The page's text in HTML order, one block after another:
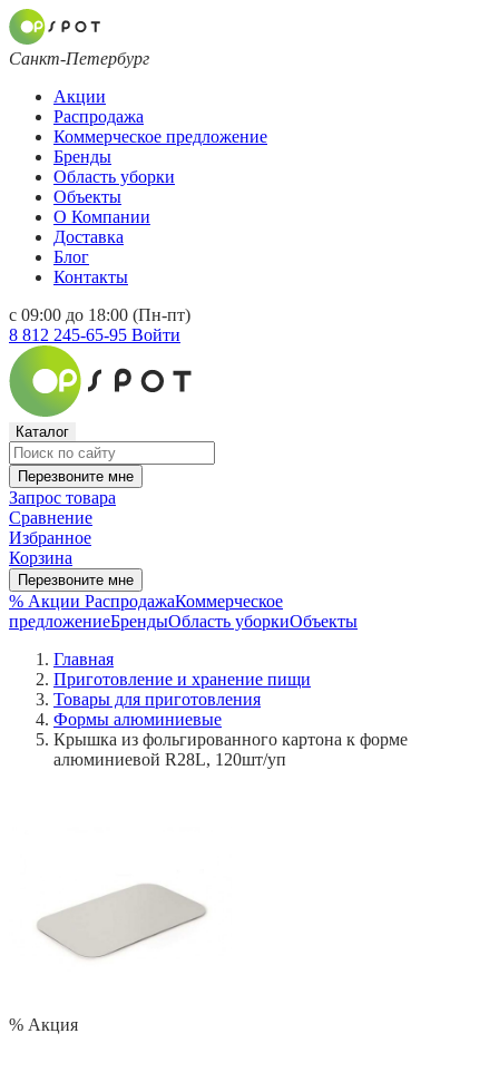
Санкт-Петербург
Акции
Распродажа
Коммерческое предложение
Бренды
Область уборки
Объекты
О Компании
Доставка
Блог
Контакты
с 09:00 до 18:00 (Пн-пт)
8 812 245-65-95 Войти
Каталог
Перезвоните мне
Запрос товара
Сравнение
Избранное
Корзина
Перезвоните мне
% Акции РаспродажаКоммерческое
предложениеБрендыОбласть уборкиОбъекты
Главная
Приготовление и хранение пищи
Товары для приготовления
Формы алюминиевые
Крышка из фольгированного картона к форме
алюминиевой R28L, 120шт/уп
% Акция